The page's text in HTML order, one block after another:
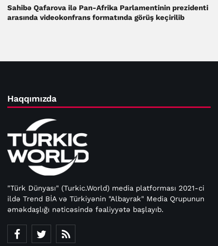
Sahibə Qafarova ilə Pan-Afrika Parlamentinin prezidenti
arasında videokonfrans formatında görüş keçirilib
Haqqımızda
"Türk Dünyası" (Turkic.World) media platforması 2021-ci
ildə Trend BİA və Türkiyənin "Albayrak" Media Qrupunun
əməkdaşlığı nəticəsində fəaliyyətə başlayıb.